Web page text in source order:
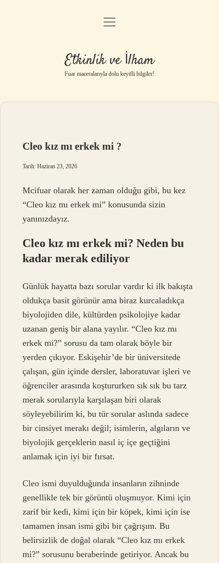
Anasayfa
Gizlilik Politikası
Yasal Uyarı
menüyü
Etkinlik ve İlham
Fuar maceralarıyla dolu keyifli bilgiler!
Cleo kız mı erkek mi ?
Tarih: Haziran 23, 2026
Mcifuar olarak her zaman olduğu gibi, bu kez
“Cleo kız mı erkek mi” konusunda sizin
yanınızdayız.
Cleo kız mı erkek mi? Neden bu
kadar merak ediliyor
Günlük hayatta bazı sorular vardır ki ilk bakışta
oldukça basit görünür ama biraz kurcaladıkça
biyolojiden dile, kültürden psikolojiye kadar
uzanan geniş bir alana yayılır. “Cleo kız mı
erkek mi?” sorusu da tam olarak böyle bir
yerden çıkıyor. Eskişehir’de bir üniversitede
çalışan, gün içinde dersler, laboratuvar işleri ve
öğrenciler arasında koştururken sık sık bu tarz
merak sorularıyla karşılaşan biri olarak
söyleyebilirim ki, bu tür sorular aslında sadece
bir cinsiyet merakı değil; isimlerin, algıların ve
biyolojik gerçeklerin nasıl iç içe geçtiğini
anlamak için iyi bir fırsat.
Cleo ismi duyulduğunda insanların zihninde
genellikle tek bir görüntü oluşmuyor. Kimi için
zarif bir kedi, kimi için bir köpek, kimi için ise
tamamen insan ismi gibi bir çağrışım. Bu
belirsizlik de doğal olarak “Cleo kız mı erkek
mi?” sorusunu beraberinde getiriyor. Ancak bu